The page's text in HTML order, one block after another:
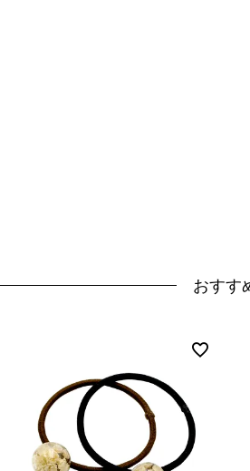
おすす